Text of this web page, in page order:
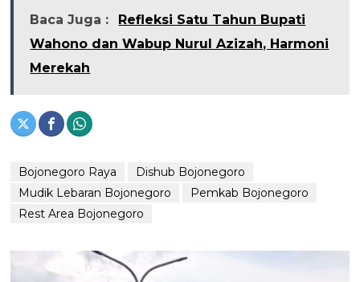
Baca Juga :
Refleksi Satu Tahun Bupati
Wahono dan Wabup Nurul Azizah, Harmoni
Merekah
Bojonegoro Raya
Dishub Bojonegoro
Mudik Lebaran Bojonegoro
Pemkab Bojonegoro
Rest Area Bojonegoro